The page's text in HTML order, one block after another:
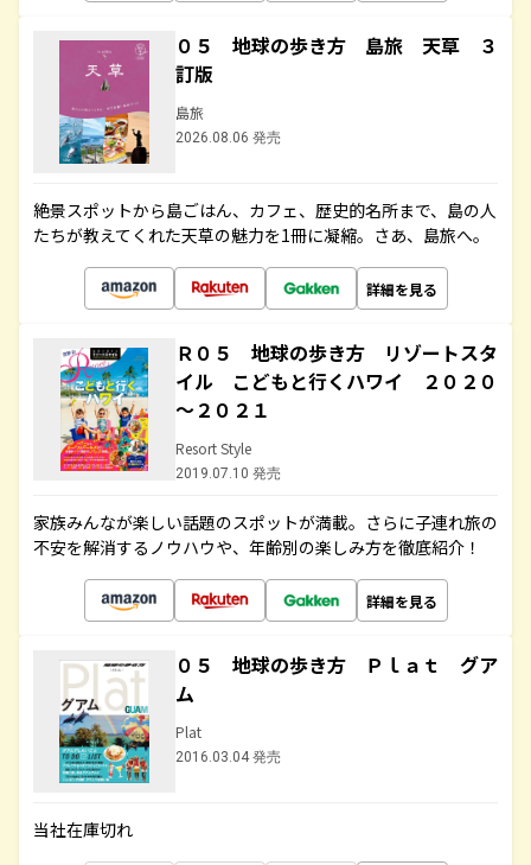
０５ 地球の歩き方 島旅 天草 ３
訂版
島旅
2026.08.06 発売
絶景スポットから島ごはん、カフェ、歴史的名所まで、島の人
たちが教えてくれた天草の魅力を1冊に凝縮。さあ、島旅へ。
詳細を見る
Ｒ０５ 地球の歩き方 リゾートスタ
イル こどもと行くハワイ ２０２０
～２０２１
Resort Style
2019.07.10 発売
家族みんなが楽しい話題のスポットが満載。さらに子連れ旅の
不安を解消するノウハウや、年齢別の楽しみ方を徹底紹介！
詳細を見る
０５ 地球の歩き方 Ｐｌａｔ グア
ム
Plat
2016.03.04 発売
当社在庫切れ